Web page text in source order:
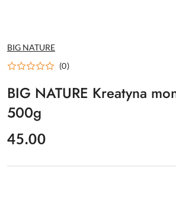
NAZWA
PRODUCENTA:
BIG NATURE
(0)
BIG NATURE Kreatyna
500g
cena:
45.00